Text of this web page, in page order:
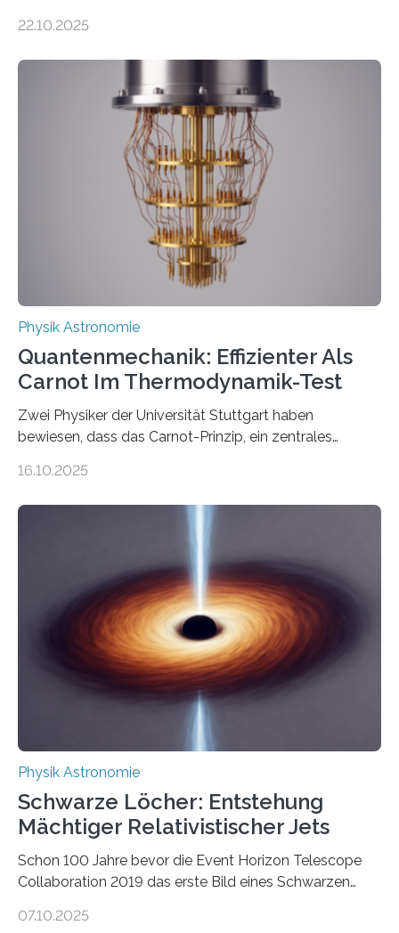
oft von Autor*innen, die eng zusammenarbeiten. Neue
werden schnell weiterentwickelt. Dies ist der Alltag in
der Forschung der Quantentheorie, die dieses Jahr 100
Jahre alt geworden ist, weshalb die UNESCO 2025 zum
Internationalen Jahr der Quantenwissenschaft und -
technologie ausgerufen hat. Doch nun hat eine
internationale Forschungsgruppe um den
22.10.2025
Physik Astronomie
Quantenmechanik: Effizienter Als
Carnot Im Thermodynamik-Test
Zwei Physiker der Universität Stuttgart haben
bewiesen, dass das Carnot-Prinzip, ein zentrales
Größenordnung von Atomen gilt, deren physikalische
Quantenmotoren voranbringen. Das
Wissenschaftsjournal Science Advances veröffentlichte
die Herleitung. (DOI: 10.1126/sciadv.adw8462)
Verbrennungsmotoren oder Dampfturbinen sind
Wärmekraftmaschinen: Sie wandeln thermische
Energie in mechanische Bewegung um – oder anders
ausgedrückt, Wärme in Bewegung. In
quantenmechanischen Experimenten ist es in den…
16.10.2025
Physik Astronomie
Schwarze Löcher: Entstehung
Mächtiger Relativistischer Jets
Schon 100 Jahre bevor die Event Horizon Telescope
Collaboration 2019 das erste Bild eines Schwarzen
hatte der Astronom Heber Curtis einen seltsamen
07.10.2025